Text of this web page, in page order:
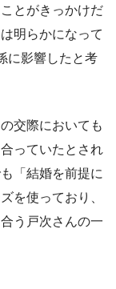
とがきっかけだ
明らかになって
に影響したと考
交際においても
っていたとされ
「結婚を前提に
を使っており、
う戸次さんの一